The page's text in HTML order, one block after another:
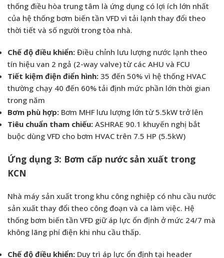
thống điều hòa trung tâm là ứng dụng có lợi ích lớn nhất
của hệ thống bơm biến tần VFD vì tải lạnh thay đổi theo
thời tiết và số người trong tòa nhà.
Chế độ điều khiển: Điều chỉnh lưu lượng nước lạnh theo
tín hiệu van 2 ngả (2-way valve) từ các AHU và FCU
Tiết kiệm điện điển hình: 35 đến 50% vì hệ thống HVAC
thường chạy 40 đến 60% tải định mức phần lớn thời gian
trong năm
Bơm phù hợp: Bơm MHF lưu lượng lớn từ 5.5kW trở lên
Tiêu chuẩn tham chiếu: ASHRAE 90.1 khuyến nghị bắt
buộc dùng VFD cho bơm HVAC trên 7.5 HP (5.5kW)
Ứng dụng 3: Bơm cấp nước sản xuất trong
KCN
Nhà máy sản xuất trong khu công nghiệp có nhu cầu nước
sản xuất thay đổi theo công đoạn và ca làm việc. Hệ
thống bơm biến tần VFD giữ áp lực ổn định ở mức 24/7 mà
không lãng phí điện khi nhu cầu thấp.
Chế độ điều khiển: Duy trì áp lực ổn định tại header